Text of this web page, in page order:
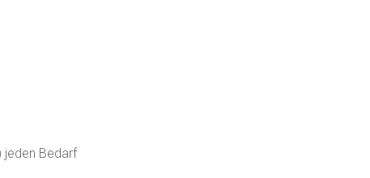
jeden Bedarf